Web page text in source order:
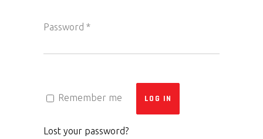
Password *
Remember me LOG IN
Lost your password?